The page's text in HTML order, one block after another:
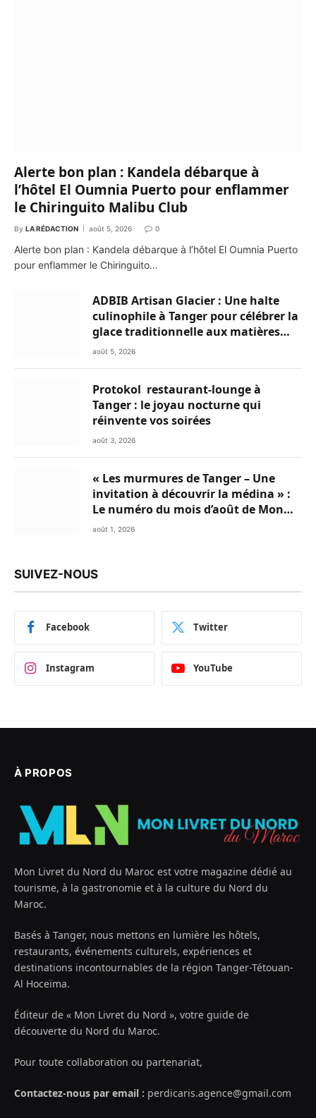
Alerte bon plan : Kandela débarque à
l’hôtel El Oumnia Puerto pour enflammer
le Chiringuito Malibu Club
By LA RÉDACTION août 5, 2026 0
Alerte bon plan : Kandela débarque à l’hôtel El Oumnia Puerto
pour enflammer le Chiringuito…
ADBIB Artisan Glacier : Une halte
culinophile à Tanger pour célébrer la
glace traditionnelle aux matières
premières de choix
août 5, 2026
Protokol restaurant-lounge à
Tanger : le joyau nocturne qui
réinvente vos soirées
août 3, 2026
« Les murmures de Tanger – Une
invitation à découvrir la médina » :
Le numéro du mois d’août de Mon
Livret du Nord du Maroc est
août 1, 2026
SUIVEZ-NOUS
Facebook Twitter
Instagram YouTube
À PROPOS
Mon Livret du Nord du Maroc est votre magazine dédié au
tourisme, à la gastronomie et à la culture du Nord du
Maroc.
Basés à Tanger, nous mettons en lumière les hôtels,
restaurants, événements culturels, expériences et
destinations incontournables de la région Tanger-Tétouan-
Al Hoceïma.
Éditeur de « Mon Livret du Nord », votre guide de
découverte du Nord du Maroc.
Pour toute collaboration ou partenariat,
Contactez-nous par email : perdicaris.agence@gmail.com